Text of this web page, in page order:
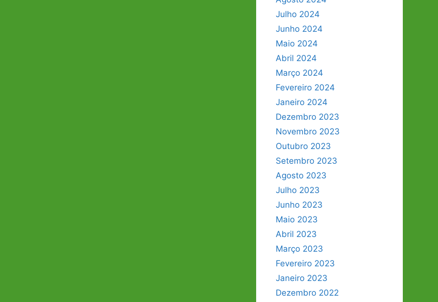
Julho 2024
Junho 2024
Maio 2024
Abril 2024
Março 2024
Fevereiro 2024
Janeiro 2024
Dezembro 2023
Novembro 2023
Outubro 2023
Setembro 2023
Agosto 2023
Julho 2023
Junho 2023
Maio 2023
Abril 2023
Março 2023
Fevereiro 2023
Janeiro 2023
Dezembro 2022